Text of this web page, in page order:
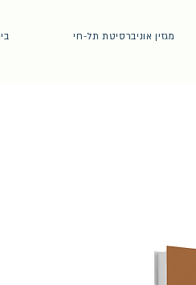
מגזין אוניברסיטת תל-חי